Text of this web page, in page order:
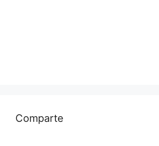
Comparte